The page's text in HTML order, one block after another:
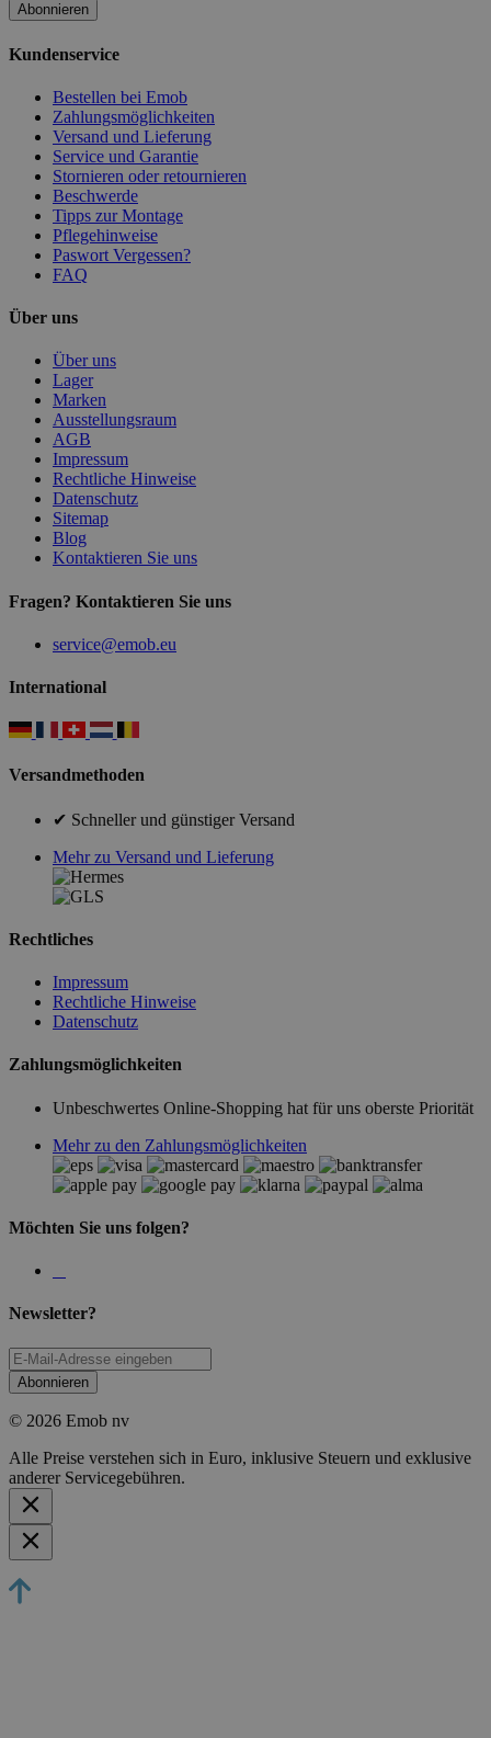
Abonnieren
Kundenservice
Bestellen bei Emob
Zahlungsmöglichkeiten
Versand und Lieferung
Service und Garantie
Stornieren oder retournieren
Beschwerde
Tipps zur Montage
Pflegehinweise
Paswort Vergessen?
FAQ
Über uns
Über uns
Lager
Marken
Ausstellungsraum
AGB
Impressum
Rechtliche Hinweise
Datenschutz
Sitemap
Blog
Kontaktieren Sie uns
Fragen? Kontaktieren Sie uns
service@emob.eu
International
Versandmethoden
✔ Schneller und günstiger Versand
Mehr zu Versand und Lieferung
Rechtliches
Impressum
Rechtliche Hinweise
Datenschutz
Zahlungsmöglichkeiten
Unbeschwertes Online-Shopping hat für uns oberste Priorität
Mehr zu den Zahlungsmöglichkeiten
Möchten Sie uns folgen?
Newsletter?
Abonnieren
© 2026 Emob nv
Alle Preise verstehen sich in Euro, inklusive Steuern und exklusive
anderer Servicegebühren.